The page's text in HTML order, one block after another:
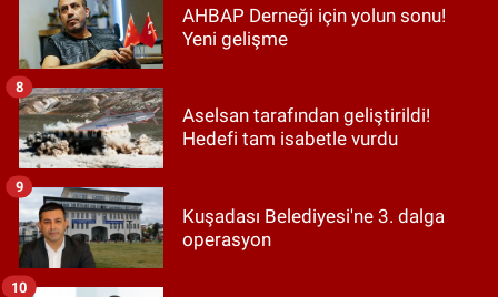
AHBAP Derneği için yolun sonu!
Yeni gelişme
Aselsan tarafından geliştirildi!
Hedefi tam isabetle vurdu
8
Kuşadası Belediyesi'ne 3. dalga
operasyon
9
10